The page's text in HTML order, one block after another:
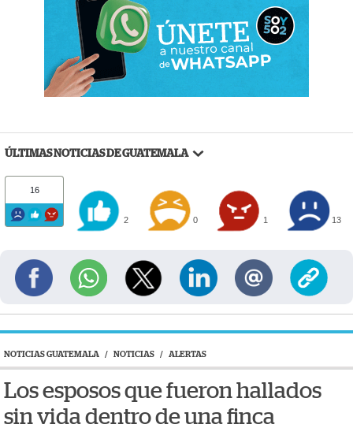
ÚLTIMAS NOTICIAS DE GUATEMALA
16
2 0 1 13
NOTICIAS GUATEMALA / NOTICIAS / ALERTAS
Los esposos que fueron hallados
sin vida dentro de una finca